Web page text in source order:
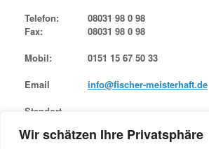
Wir schätzen Ihre Privatsphäre
Telefon:
08031 98 0 98
Fax:
08031 98 0 98
Mobil:
0151 15 67 50 33
Email
info@fischer-meisterhaft.de
Standort